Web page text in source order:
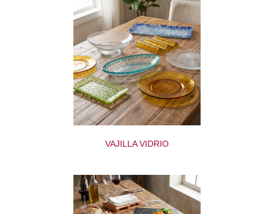
VAJILLA VIDRIO